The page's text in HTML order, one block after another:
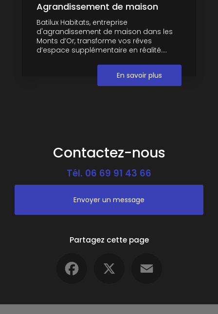
Agrandissement de maison
Batilux Habitats, entreprise
d'agrandissement de maison dans les
Monts d’Or, transforme vos rêves
d’espace supplémentaire en réalité....
En savoir plus
Contactez-nous
Tél. 06 69 91 43 66
Envoyer un message
Partagez cette page